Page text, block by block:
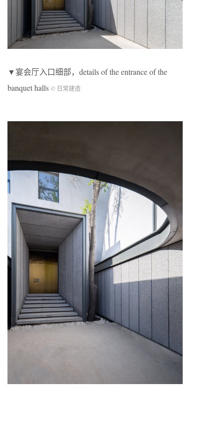
▼宴会厅入口细部，details of the entrance of the
banquet halls © 日常建造